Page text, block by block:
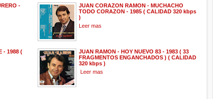
-
JUAN CORAZON RAMON - MUCHACHO
TODO CORAZON - 1985 ( CALIDAD 320 kbps
)
Leer mas
- 1988 (
JUAN RAMON - HOY NUEVO 83 - 1983 ( 33
FRAGMENTOS ENGANCHADOS ) ( CALIDAD
320 kbps )
Leer mas